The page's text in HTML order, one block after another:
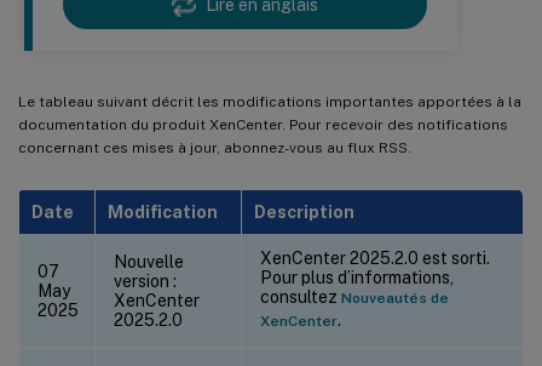
Lire en anglais
Le tableau suivant décrit les modifications importantes apportées à la
documentation du produit XenCenter. Pour recevoir des notifications
concernant ces mises à jour, abonnez-vous au flux RSS.
Date Modification Description
07
May
2025
Nouvelle
version :
XenCenter
2025.2.0
XenCenter 2025.2.0 est sorti.
Pour plus d’informations,
consultez Nouveautés de
XenCenter.